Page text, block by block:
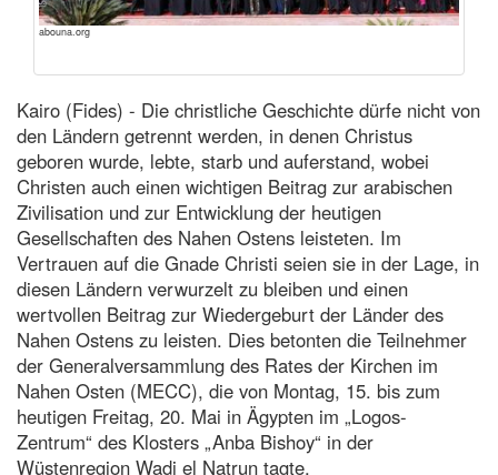
abouna.org
Kairo (Fides) - Die christliche Geschichte dürfe nicht von
den Ländern getrennt werden, in denen Christus
geboren wurde, lebte, starb und auferstand, wobei
Christen auch einen wichtigen Beitrag zur arabischen
Zivilisation und zur Entwicklung der heutigen
Gesellschaften des Nahen Ostens leisteten. Im
Vertrauen auf die Gnade Christi seien sie in der Lage, in
diesen Ländern verwurzelt zu bleiben und einen
wertvollen Beitrag zur Wiedergeburt der Länder des
Nahen Ostens zu leisten. Dies betonten die Teilnehmer
der Generalversammlung des Rates der Kirchen im
Nahen Osten (MECC), die von Montag, 15. bis zum
heutigen Freitag, 20. Mai in Ägypten im „Logos-
Zentrum“ des Klosters „Anba Bishoy“ in der
Wüstenregion Wadi el Natrun tagte.